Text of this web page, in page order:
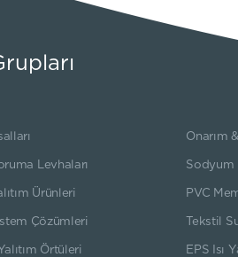
Onarım
Levhaları Sodyum
Ürünleri PVC
Çözümleri Tekstil
Örtüleri EPS Isı